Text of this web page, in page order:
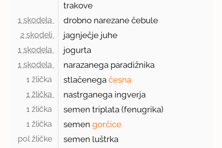
trakove
1 skodela drobno narezane čebule
2 skodeli jagnječje juhe
1 skodela jogurta
1 skodela narazanega paradižnika
1 žlička stlačenegačesna
1 žlička nastrganega ingverja
1 žlička semen triplata (fenugrika)
1 žlička semengorčice
pol žličke semen luštrka